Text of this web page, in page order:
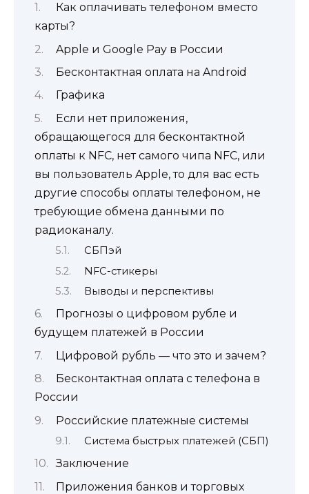
Как оплачивать телефоном вместо
карты?
Apple и Google Pay в России
Бесконтактная оплата на Android
Графика
Если нет приложения,
обращающегося для бесконтактной
оплаты к NFC, нет самого чипа NFC, или
вы пользователь Apple, то для вас есть
другие способы оплаты телефоном, не
требующие обмена данными по
радиоканалу.
СБПэй
NFC-стикеры
Выводы и перспективы
Прогнозы о цифровом рубле и
будущем платежей в России
Цифровой рубль — что это и зачем?
Бесконтактная оплата с телефона в
России
Российские платежные системы
Система быстрых платежей (СБП)
Заключение
Приложения банков и торговых